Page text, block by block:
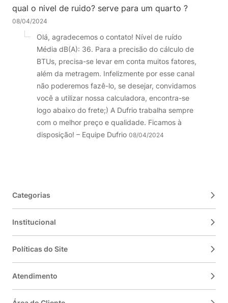
qual o nivel de ruido? serve para um quarto ?
08/04/2024
Olá, agradecemos o contato! Nível de ruído
Média dB(A): 36. Para a precisão do cálculo de
BTUs, precisa-se levar em conta muitos fatores,
além da metragem. Infelizmente por esse canal
não poderemos fazê-lo, se desejar, convidamos
você a utilizar nossa calculadora, encontra-se
logo abaixo do frete;) A Dufrio trabalha sempre
com o melhor preço e qualidade. Ficamos à
disposição! – Equipe Dufrio 08/04/2024
Categorias
Institucional
Políticas do Site
Atendimento